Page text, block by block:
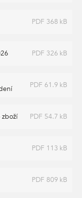
PDF 368 kB
PDF 326 kB
PDF 61.9 kB
PDF 54.7 kB
PDF 113 kB
PDF 809 kB